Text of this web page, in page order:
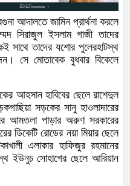
আদালতে জামিন প্রার্থনা করলে
সিরাজুল ইসলাম গাজী তাদের
সাথে তাদের যশোর পুলেরহাটস্থ
সে মোতাবেক বুধবার বিকেলে
আহসান হাবিবের ছেলে রাশেদুল
সড়কের সানু হাওলাদারের
আমতলা পাড়ার অরুণ সরকারের
ডিকেটি রোডের নয়া মিয়ার ছেলে
এলাকার হাফিজুর রহমানের
ইউনুচ সোহাগের ছেলে আরিয়ান